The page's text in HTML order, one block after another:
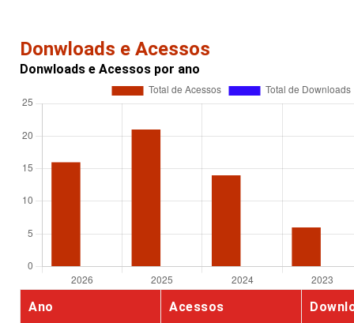
Donwloads e Acessos
Donwloads e Acessos por ano
Ano Acessos